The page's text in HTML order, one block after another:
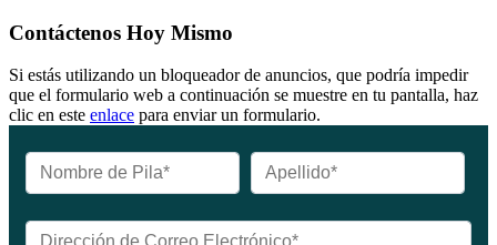
Contáctenos Hoy Mismo
Si estás utilizando un bloqueador de anuncios, que podría impedir
que el formulario web a continuación se muestre en tu pantalla, haz
clic en este enlace para enviar un formulario.